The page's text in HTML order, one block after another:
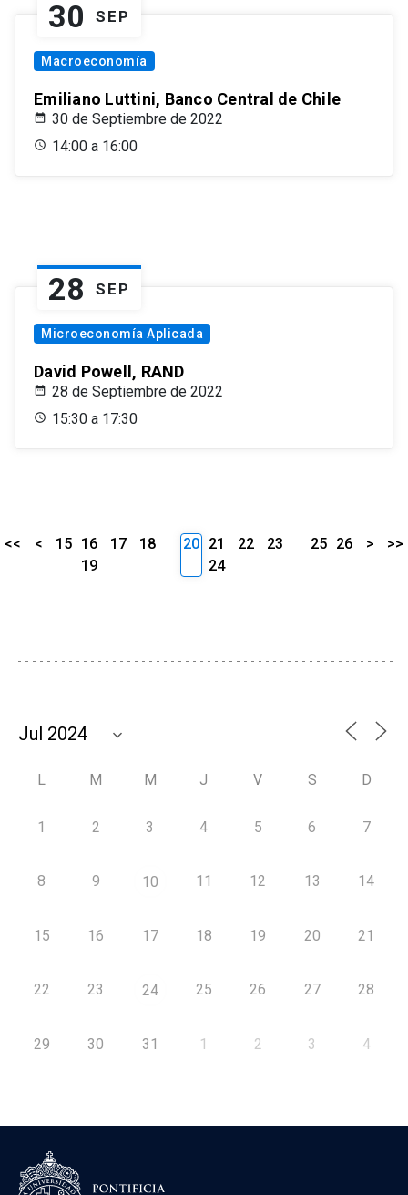
30 SEP
Macroeconomía
Emiliano Luttini, Banco Central de Chile
30 de Septiembre de 2022
14:00 a 16:00
28 SEP
Microeconomía Aplicada
David Powell, RAND
28 de Septiembre de 2022
15:30 a 17:30
<< < 15 16 17
18
19
20 21 22
23
24
25 26 > >>
L M M J V S D
1 2 3 4 5 6 7
8 9 10 11 12 13 14
15 16 17 18 19 20 21
22 23 24 25 26 27 28
29 30 31 1 2 3 4